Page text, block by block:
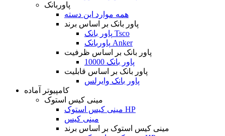
پاوربانک
همه موارد این دسته
پاور بانک بر اساس برند
پاور بانک Tsco
پاوربانک Anker
پاور بانک بر اساس ظرفیت
پاور بانک 10000
پاور بانک بر اساس قابلیت
پاور بانک وایرلس
کامپیوتر آماده
مینی کیس استوک
مینی کیس استوک HP
مینی کیس
مینی کیس استوک بر اساس برند